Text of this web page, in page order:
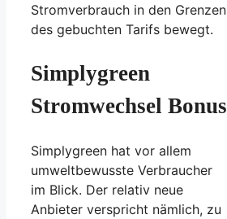
Stromverbrauch in den Grenzen
des gebuchten Tarifs bewegt.
Simplygreen
Stromwechsel Bonus
Simplygreen hat vor allem
umweltbewusste Verbraucher
im Blick. Der relativ neue
Anbieter verspricht nämlich, zu